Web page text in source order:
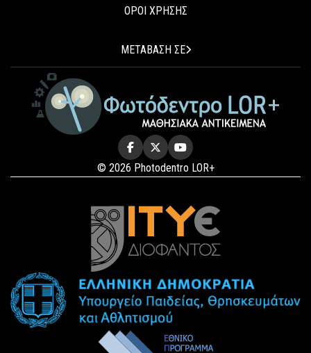
ΟΡΟΙ ΧΡΗΣΗΣ
ΜΕΤΑΒΑΣΗ ΣΕ
© 2026 Photodentro LOR+